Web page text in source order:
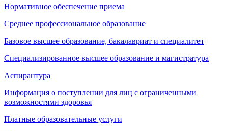
Нормативное обеспечение приема
Среднее профессиональное образование
Базовое высшее образование, бакалавриат и специалитет
Специализированное высшее образование и магистратура
Аспирантура
Информация о поступлении для лиц с ограниченными
возможностями здоровья
Платные образовательные услуги